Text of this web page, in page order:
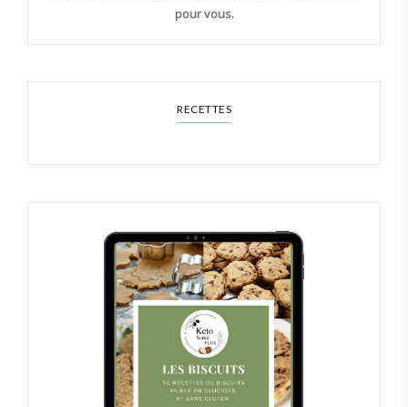
pour vous.
RECETTES